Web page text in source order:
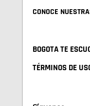
CONOCE
BOGOTA TE
TÉRMINOS DE